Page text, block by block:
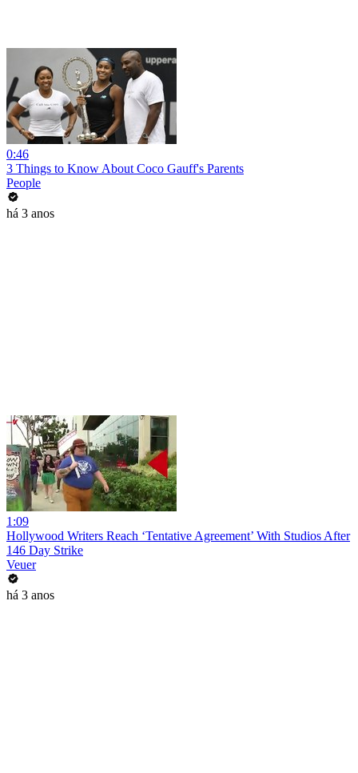
0:46
3 Things to Know About Coco Gauff's Parents
People
há 3 anos
1:09
Hollywood Writers Reach ‘Tentative Agreement’ With Studios After
146 Day Strike
Veuer
há 3 anos